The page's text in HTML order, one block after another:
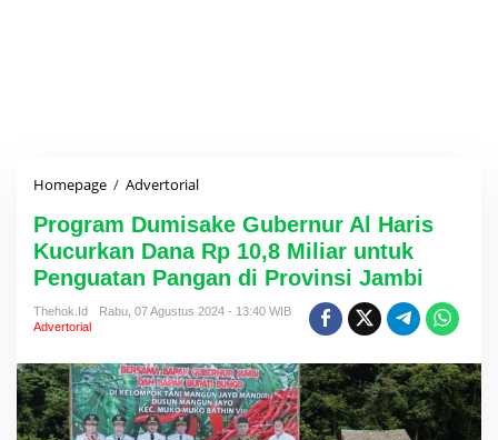
Homepage / Advertorial
o
g
r
a
m
m
i
s
a
Program Dumisake Gubernur Al Haris
Kucurkan Dana Rp 10,8 Miliar untuk
Penguatan Pangan di Provinsi Jambi
Thehok.id
Rabu, 07 Agustus 2024 - 13:40 WIB
Advertorial